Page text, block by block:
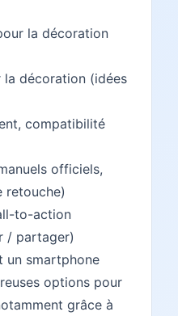
la décoration
la décoration (idées
compatibilité
officiels,
retouche)
to-action
/ partager)
un smartphone
options pour
grâce à